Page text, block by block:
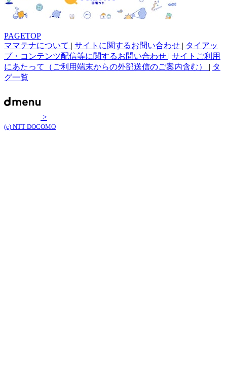
PAGETOP
ママテナについて | サイトに関するお問い合わせ | タイアッ
プ・コンテンツ配信等に関するお問い合わせ | サイトご利用
にあたって（ご利用端末からの外部送信のご案内含む） | タ
グ一覧
>
(c) NTT DOCOMO